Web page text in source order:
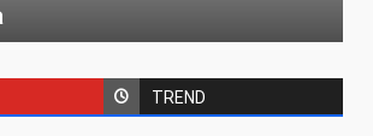
TREND